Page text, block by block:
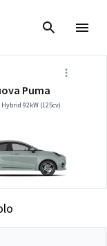
Puma
Hybrid 92kW (125cv)